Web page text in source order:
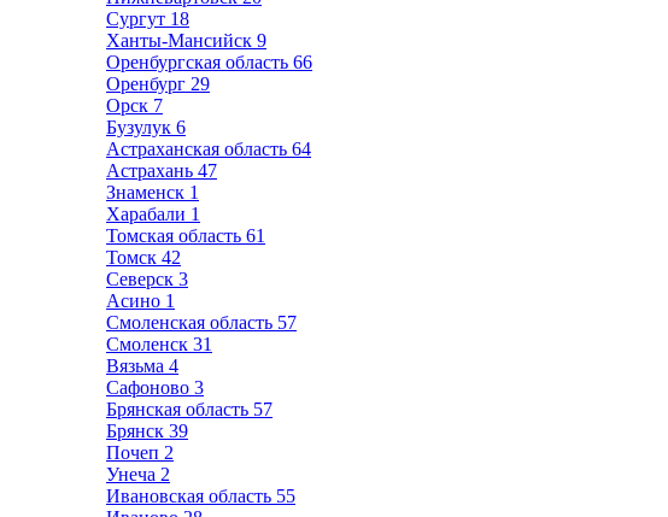
Сургут 18
Ханты-Мансийск 9
Оренбургская область 66
Оренбург 29
Орск 7
Бузулук 6
Астраханская область 64
Астрахань 47
Знаменск 1
Харабали 1
Томская область 61
Томск 42
Северск 3
Асино 1
Смоленская область 57
Смоленск 31
Вязьма 4
Сафоново 3
Брянская область 57
Брянск 39
Почеп 2
Унеча 2
Ивановская область 55